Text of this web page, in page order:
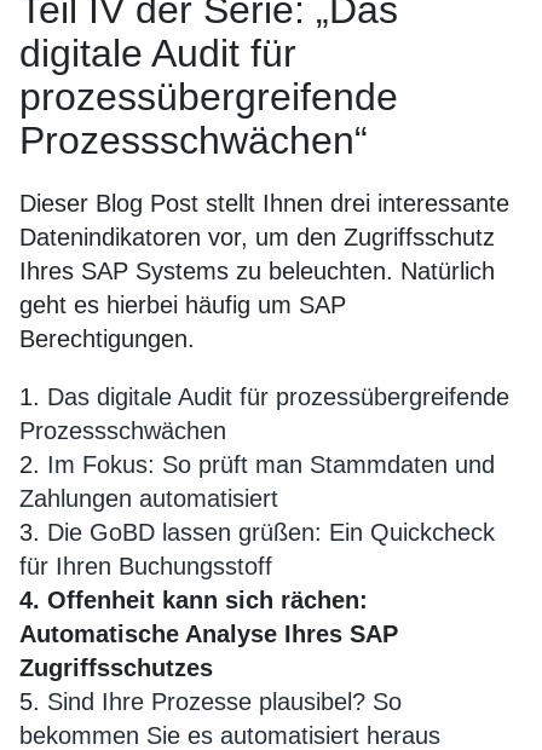
Teil IV der Serie: „Das
digitale Audit für
prozessübergreifende
Prozessschwächen“
Dieser Blog Post stellt Ihnen drei interessante
Datenindikatoren vor, um den Zugriffsschutz
Ihres SAP Systems zu beleuchten. Natürlich
geht es hierbei häufig um SAP
Berechtigungen.
1. Das digitale Audit für prozessübergreifende
Prozessschwächen
2. Im Fokus: So prüft man Stammdaten und
Zahlungen automatisiert
3. Die GoBD lassen grüßen: Ein Quickcheck
für Ihren Buchungsstoff
4. Offenheit kann sich rächen:
Automatische Analyse Ihres SAP
Zugriffsschutzes
5. Sind Ihre Prozesse plausibel? So
bekommen Sie es automatisiert heraus